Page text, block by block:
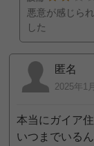
悪意が感じら
した
匿名
2025年1
本当にガイア
いつまでいる